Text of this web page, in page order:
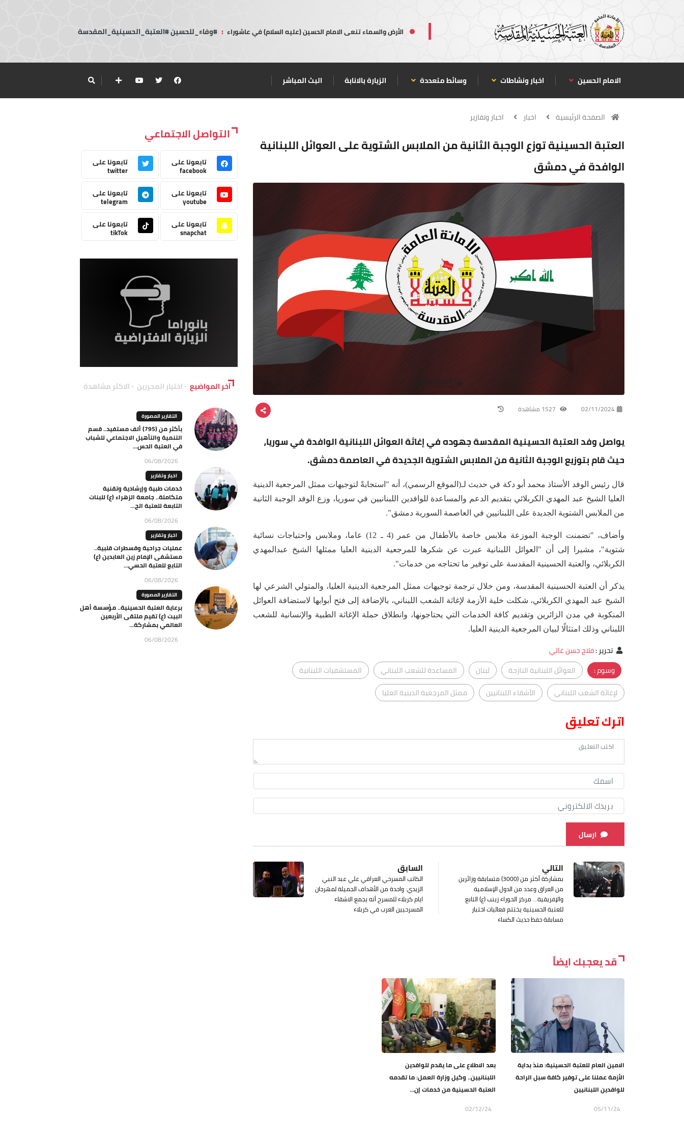
الأرض والسماء تنعى الامام الحسين (عليه السلام) في عاشوراء : #وفاء_للحسين #العتبة_الحسينية_المقدسة
الامام الحسين اخبار ونشاطات وسائط متعددة الزيارة بالانابة البث المباشر
الصفحة الرئيسية اخبار اخبار وتقارير
العتبة الحسينية توزع الوجبة الثانية من الملابس الشتوية على العوائل اللبنانية
الوافدة في دمشق
02/11/2024
يواصل وفد العتبة الحسينية المقدسة جهوده في إغاثة العوائل اللبنانية الوافدة في سوريا،
حيث قام بتوزيع الوجبة الثانية من الملابس الشتوية الجديدة في العاصمة دمشق.
قال رئيس الوفد الأستاذ محمد أبو دكة في حديث لـ(الموقع الرسمي)، أنه "استجابةً لتوجيهات ممثل المرجعية الدينية
العليا الشيخ عبد المهدي الكربلائي بتقديم الدعم والمساعدة للوافدين اللبنانيين في سوريا، وزع الوفد الوجبة الثانية
من الملابس الشتوية الجديدة على اللبنانيين في العاصمة السورية دمشق".
وأضاف، "تضمنت الوجبة الموزعة ملابس خاصة بالأطفال من عمر (4 ـ 12) عاما، وملابس واحتياجات نسائية
شتوية"، مشيرا إلى أن "العوائل اللبنانية عبرت عن شكرها للمرجعية الدينية العليا ممثلها الشيخ عبدالمهدي
الكربلائي، والعتبة الحسينية المقدسة على توفير ما تحتاجه من خدمات".
يذكر أن العتبة الحسينية المقدسة، ومن خلال ترجمة توجيهات ممثل المرجعية الدينية العليا، والمتولي الشرعي لها
الشيخ عبد المهدي الكربلائي، شكلت خلية الأزمة لإغاثة الشعب اللبناني، بالإضافة إلى فتح أبوابها لاستضافة العوائل
المنكوبة في مدن الزائرين وتقديم كافة الخدمات التي يحتاجونها، وانطلاق حملة الإغاثة الطبية والإنسانية للشعب
اللبناني وذلك امتثالًا لبيان المرجعية الدينية العليا.
تحرير:فلاح حسن غالي
وسوم :
العوائل اللبنانية النازحة لبنان المساعدة للشعب اللبناني
المستشفيات اللبنانية
لإغاثة الشعب اللبناني
الأشقاء اللبنانيين ممثل المرجعية الدينية العليا
اترك تعليق
ارسال
السابق
الكاتب المسرحي العراقي علي عبد النبي
الزيدي: واحدة من الأهداف الجميلة لمهرجان
ايام كربلاء للمسرح أنه يجمع الاشقاء
المسرحيين العرب في كربلاء
التالي
بمشاركة أكثر من (3000) متسابقة وزائرين
من العراق وعدد من الدول الإسلامية
والإفريقية... مركز الحوراء زينب (ع) التابع
للعتبة الحسينية يختتم فعاليات اختبار
مسابقة حفظ حديث الكساء
قد يعجبك ايضاً
الامين العام للعتبة الحسينية: منذ بداية
الأزمة عملنا على توفير كافة سبل الراحة
للوافدين اللبنانيين
05/11/24
بعد الاطلاع على ما يقدم للوافدين
اللبنانيين.. وكيل وزارة العمل: ما تقدمه
العتبة الحسينية من خدمات إن...
02/12/24
التواصل الاجتماعي
تابعونا على
facebook
تابعونا على
twitter
تابعونا على
youtube
تابعونا على
telegram
تابعونا على
snapchat
تابعونا على
tikTok
آخر المواضيع اختيار المحررين الاكثر مشاهدة
التقارير المصورة
بأكثر من (795) ألف مستفيد.. قسم
التنمية والتأهيل الاجتماعي للشباب
في العتبة الحس...
06/08/2026
اخبار وتقارير
خدمات طبية وإرشادية وتقنية
متكاملة.. جامعة الزهراء (ع) للبنات
التابعة للعتبة الح...
06/08/2026
اخبار وتقارير
عمليات جراحية وقسطرات قلبية..
مستشفى الإمام زين العابدين (ع)
التابع للعتبة الحسي...
06/08/2026
التقارير المصورة
برعاية العتبة الحسينية.. مؤسسة أهل
البيت (ع) تقيم ملتقى الأربعين
العالمي بمشاركة...
06/08/2026